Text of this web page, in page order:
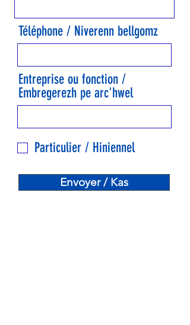
Téléphone / Niverenn bellgomz
Entreprise ou fonction /
Embregerezh pe arc'hwel
Particulier / Hiniennel
Envoyer / Kas